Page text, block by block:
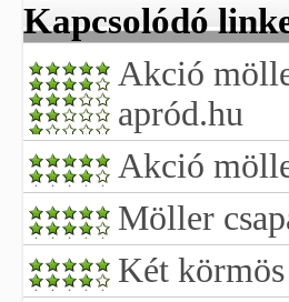
Kapcsolódó
Akció
apród.hu
Akció
Möller
Két